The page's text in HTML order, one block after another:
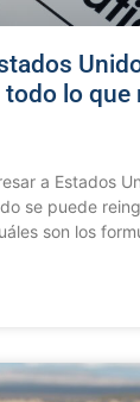
lo que
a Estados
se puede
son los